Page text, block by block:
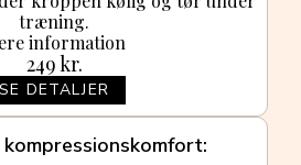
træning.
249kr.
SE DETALJER
information